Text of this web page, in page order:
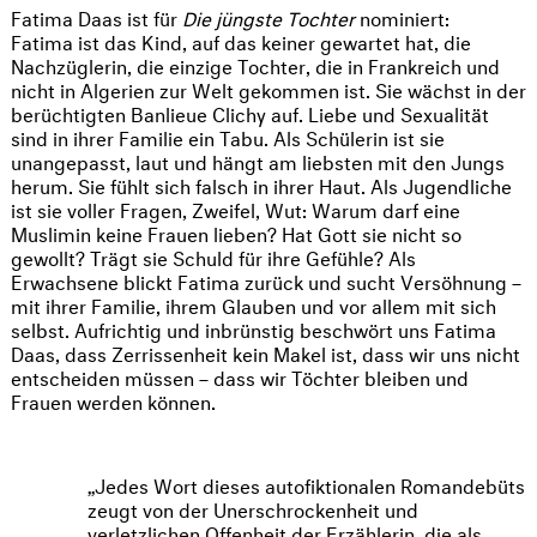
Fatima Daas ist für Die jüngste Tochternominiert:
Fatima ist das Kind, auf das keiner gewartet hat, die
Nachzüglerin, die einzige Tochter, die in Frankreich und
nicht in Algerien zur Welt gekommen ist. Sie wächst in der
berüchtigten Banlieue Clichy auf. Liebe und Sexualität
sind in ihrer Familie ein Tabu. Als Schülerin ist sie
unangepasst, laut und hängt am liebsten mit den Jungs
herum. Sie fühlt sich falsch in ihrer Haut. Als Jugendliche
ist sie voller Fragen, Zweifel, Wut: Warum darf eine
Muslimin keine Frauen lieben? Hat Gott sie nicht so
gewollt? Trägt sie Schuld für ihre Gefühle? Als
Erwachsene blickt Fatima zurück und sucht Versöhnung –
mit ihrer Familie, ihrem Glauben und vor allem mit sich
selbst. Aufrichtig und inbrünstig beschwört uns Fatima
Daas, dass Zerrissenheit kein Makel ist, dass wir uns nicht
entscheiden müssen – dass wir Töchter bleiben und
Frauen werden können.
Jedes Wort dieses autofiktionalen Romandebüts
zeugt von der Unerschrockenheit und